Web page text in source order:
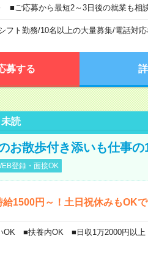
■ご応募から最短2～3日後の就業も相
フト勤務/10名以上の大量募集/電話対
募する
未読
お散歩付き添いも仕事の
登録・面接OK
1500円～！土日祝休みもOK
OK ■扶養内OK ■日収1万2000円以上